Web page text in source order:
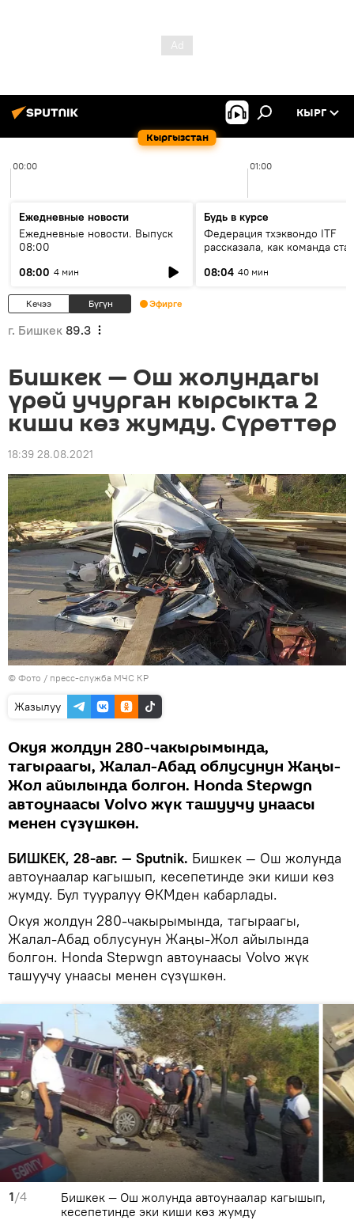
Кыргызстан
КЫРГ
00:00 01:00
Ежедневные новости
Ежедневные новости. Выпуск
08:00
08:00 4 мин
Будь в курсе
Федерация тхэквондо ITF
рассказала, как команда
08:04 40 мин
Кечээ Бүгүн Эфирге
г. Бишкек 89.3
Бишкек — Ош жолундагы
үрөй учурган кырсыкта 2
киши көз жумду. Сүрөттөр
18:39 28.08.2021
© Фото / пресс-служба МЧС КР
Жазылуу
Окуя жолдун 280-чакырымында,
тагыраагы, Жалал-Абад облусунун Жаңы-
Жол айылында болгон. Honda Stepwgn
автоунаасы Volvo жүк ташуучу унаасы
менен сүзүшкөн.
БИШКЕК, 28-авг. — Sputnik. Бишкек — Ош жолунда
автоунаалар кагышып, кесепетинде эки киши көз
жумду. Бул тууралуу ӨКМден кабарлады.
Окуя жолдун 280-чакырымында, тагыраагы,
Жалал-Абад облусунун Жаңы-Жол айылында
болгон. Honda Stepwgn автоунаасы Volvo жүк
ташуучу унаасы менен сүзүшкөн.
1/4
Бишкек — Ош жолунда автоунаалар кагышып,
кесепетинде эки киши көз жумду